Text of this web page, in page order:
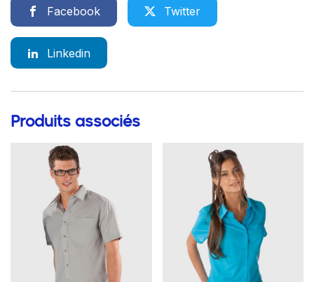
Facebook Twitter
Linkedin
Produits associés
Go to product page Go to product page